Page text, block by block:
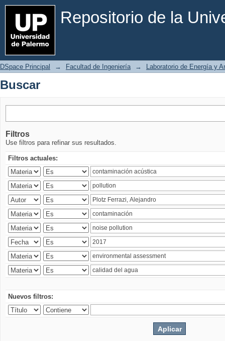
Repositorio de la
Buscar
DSpace Principal → Facultad de Ingeniería → Laboratorio de Energía y
Buscar
Filtros
Use filtros para refinar sus resultados.
Filtros actuales:
Nuevos filtros: